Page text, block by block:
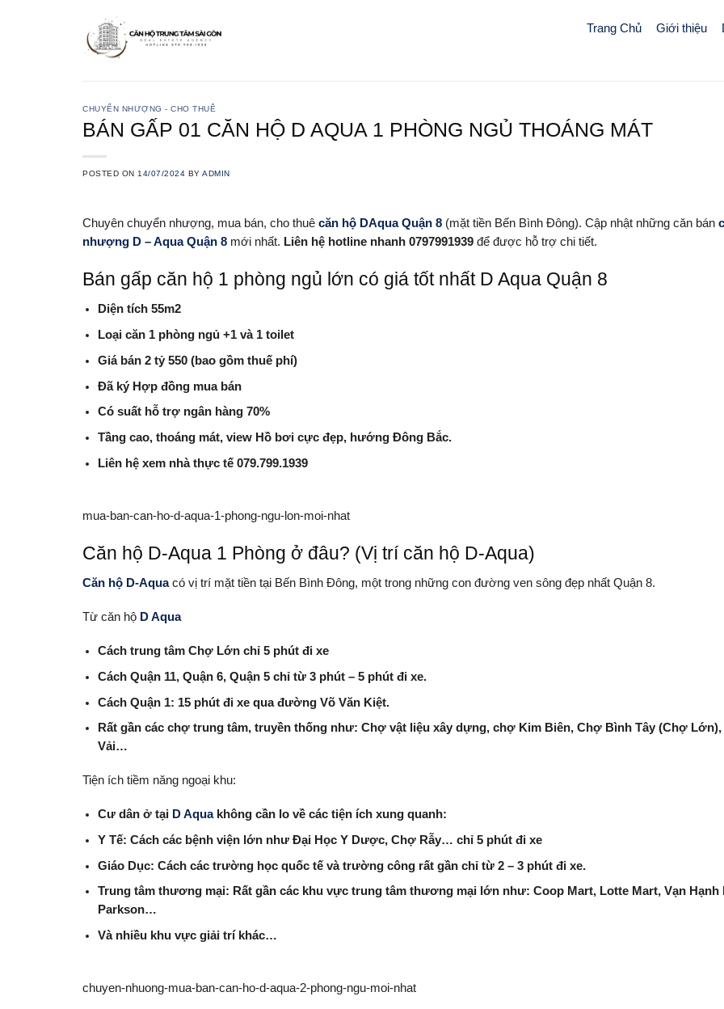
Trang Chủ Giới thiệu
CHUYỂN NHƯỢNG - CHO THUÊ
BÁN GẤP 01 CĂN HỘ D AQUA 1 PHÒNG NGỦ THOÁNG MÁT
POSTED ON 14/07/2024 BYADMIN
Chuyên chuyển nhượng, mua bán, cho thuê căn hộ DAqua Quận 8 (mặt tiền Bến Bình Đông). Cập nhật những căn bán
nhượng D – Aqua Quận 8 mới nhất. Liên hệ hotline nhanh 0797991939 để được hỗ trợ chi tiết.
Bán gấp căn hộ 1 phòng ngủ lớn có giá tốt nhất D Aqua Quận 8
Diện tích 55m2
Loại căn 1 phòng ngủ +1 và 1 toilet
Giá bán 2 tỷ 550 (bao gồm thuế phí)
Đã ký Hợp đồng mua bán
Có suất hỗ trợ ngân hàng 70%
Tầng cao, thoáng mát, view Hồ bơi cực đẹp, hướng Đông Bắc.
Liên hệ xem nhà thực tế 079.799.1939
mua-ban-can-ho-d-aqua-1-phong-ngu-lon-moi-nhat
Căn hộ D-Aqua 1 Phòng ở đâu? (Vị trí căn hộ D-Aqua)
Căn hộ D-Aqua có vị trí mặt tiền tại Bến Bình Đông, một trong những con đường ven sông đẹp nhất Quận 8.
Từ căn hộ D Aqua
Cách trung tâm Chợ Lớn chỉ 5 phút đi xe
Cách Quận 11, Quận 6, Quận 5 chỉ từ 3 phút – 5 phút đi xe.
Cách Quận 1: 15 phút đi xe qua đường Võ Văn Kiệt.
Rất gần các chợ trung tâm, truyền thống như: Chợ vật liệu xây dựng, chợ Kim Biên, Chợ Bình Tây (Chợ
Vải…
Tiện ích tiềm năng ngoại khu:
Cư dân ở tạiD Aquakhông cần lo về các tiện ích xung quanh:
Y Tế: Cách các bệnh viện lớn như Đại Học Y Dược, Chợ Rẫy… chỉ 5 phút đi xe
Giáo Dục: Cách các trường học quốc tế và trường công rất gần chỉ từ 2 – 3 phút đi xe.
Trung tâm thương mại: Rất gần các khu vực trung tâm thương mại lớn như: Coop Mart, Lotte Mart, Vạn Hạnh
Parkson…
Và nhiều khu vực giải trí khác…
chuyen-nhuong-mua-ban-can-ho-d-aqua-2-phong-ngu-moi-nhat